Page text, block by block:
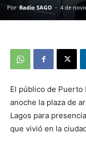
Por Radio SAGO - 4 de
El público de Puerto
anoche la plaza de
Lagos para
que vivió en la